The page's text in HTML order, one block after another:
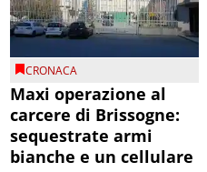
CRONACA
Maxi operazione al
carcere di Brissogne:
sequestrate armi
bianche e un cellulare